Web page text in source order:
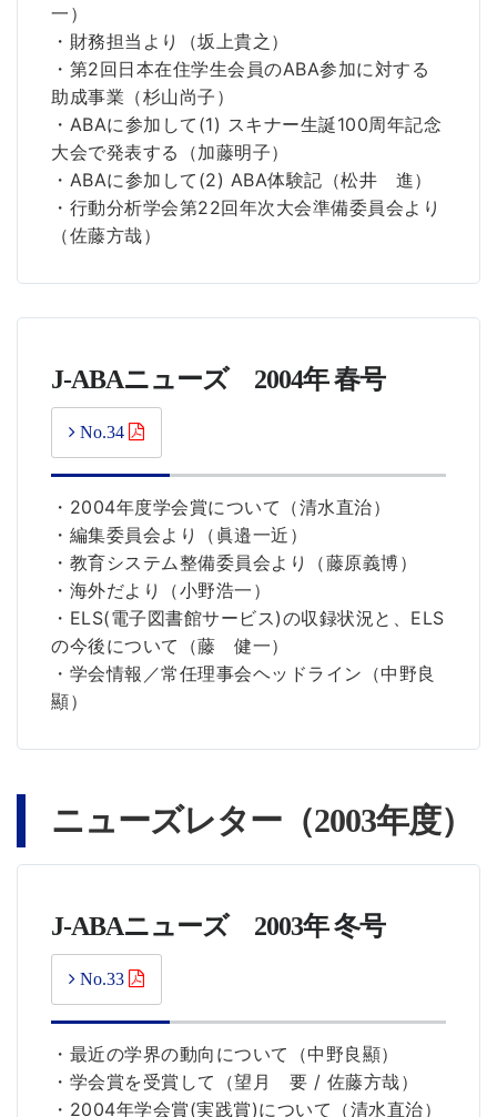
一）
・財務担当より（坂上貴之）
・第2回日本在住学生会員のABA参加に対する
助成事業（杉山尚子）
・ABAに参加して(1) スキナー生誕100周年記念
大会で発表する（加藤明子）
・ABAに参加して(2) ABA体験記（松井 進）
・行動分析学会第22回年次大会準備委員会より
（佐藤方哉）
J-ABAニューズ 2004年 春号
No.34
・2004年度学会賞について（清水直治）
・編集委員会より（眞邉一近）
・教育システム整備委員会より（藤原義博）
・海外だより（小野浩一）
・ELS(電子図書館サービス)の収録状況と、ELS
の今後について（藤 健一）
・学会情報／常任理事会ヘッドライン（中野良
顯）
ニューズレター（2003年度）
J-ABAニューズ 2003年 冬号
No.33
・最近の学界の動向について（中野良顯）
・学会賞を受賞して（望月 要 / 佐藤方哉）
・2004年学会賞(実践賞)について（清水直治）